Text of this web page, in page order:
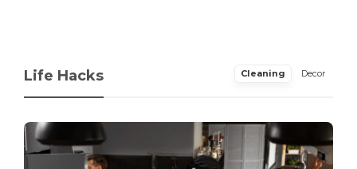
Life Hacks Cleaning Decor